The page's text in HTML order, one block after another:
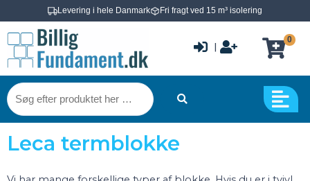
Levering i hele Danmark Fri fragt ved 15 m³ isolering
til
|
0
Søg
efter
produktet
her
Leca termblokke